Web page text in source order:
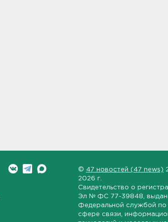
© 47 новостей (47 news)
2026 г.
Свидетельство о
Эл № ФС 77-39848 ,
Федеральной службой по
сфере связи,